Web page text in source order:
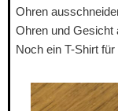
Ohren
Ohren und Gesicht
Noch ein T-Shirt